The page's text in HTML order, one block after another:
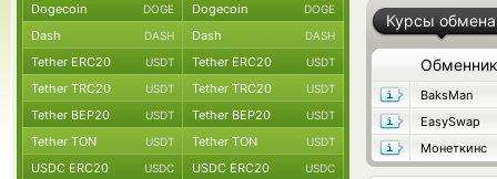
Курсы обмена
Обменник
BaksMan
EasySwap
Монеткинс
Dogecoin DOGE Dogecoin DOGE
Dash DASH Dash DASH
Tether ERC20 USDT Tether ERC20 USDT
Tether TRC20 USDT Tether TRC20 USDT
Tether BEP20 USDT Tether BEP20 USDT
Tether TON USDT Tether TON USDT
USDC ERC20 USDC USDC ERC20 USDC